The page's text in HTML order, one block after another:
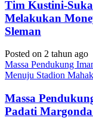
Tim Kustini-
Melakukan
Sleman
Posted on 2 tahun ago
Massa Pendukung
Menuju Stadion
Massa
Padati